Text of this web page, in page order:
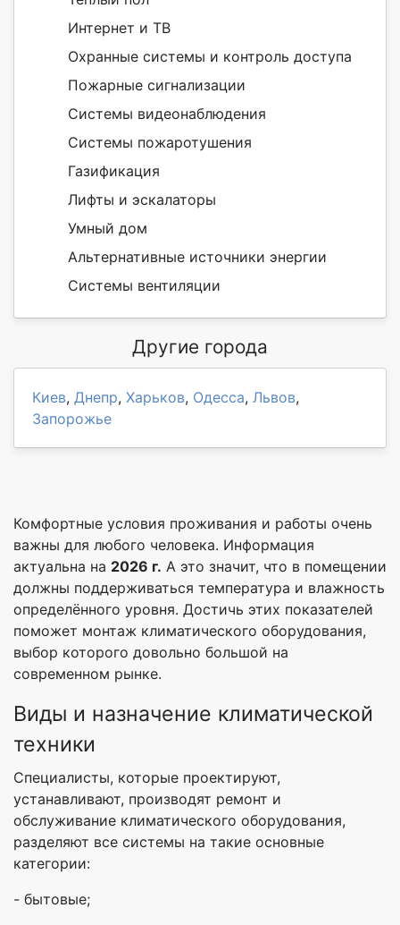
Интернет и ТВ
Охранные системы и контроль доступа
Пожарные сигнализации
Системы видеонаблюдения
Системы пожаротушения
Газификация
Лифты и эскалаторы
Умный дом
Альтернативные источники энергии
Системы вентиляции
Другие города
Киев, Днепр, Харьков, Одесса, Львов,
Запорожье
Комфортные условия проживания и работы очень
важны для любого человека. Информация
актуальна на 2026 г. А это значит, что в помещении
должны поддерживаться температура и влажность
определённого уровня. Достичь этих показателей
поможет монтаж климатического оборудования,
выбор которого довольно большой на
современном рынке.
Виды и назначение климатической
техники
Специалисты, которые проектируют,
устанавливают, производят ремонт и
обслуживание климатического оборудования,
разделяют все системы на такие основные
категории:
- бытовые;